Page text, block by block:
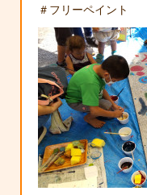
＃フリーペイント